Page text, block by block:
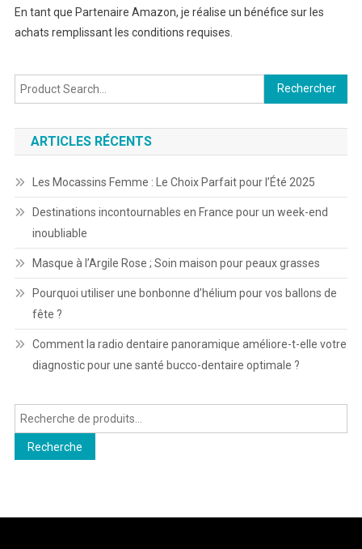
En tant que Partenaire Amazon, je réalise un bénéfice sur les
achats remplissant les conditions requises.
Rechercher :
ARTICLES RÉCENTS
Les Mocassins Femme : Le Choix Parfait pour l’Été 2025
Destinations incontournables en France pour un week-end
inoubliable
Masque à l’Argile Rose ; Soin maison pour peaux grasses
Pourquoi utiliser une bonbonne d’hélium pour vos ballons de
fête ?
Comment la radio dentaire panoramique améliore-t-elle votre
diagnostic pour une santé bucco-dentaire optimale ?
Recherche
pour :
Recherche